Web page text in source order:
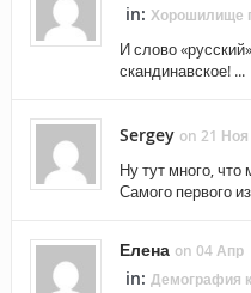
in: Хорошилище
И слово
скандинавское! ...
Sergey on 21 Ноя
Ну тут много,
Самого первого
Елена on 04 Апр
in: Демография